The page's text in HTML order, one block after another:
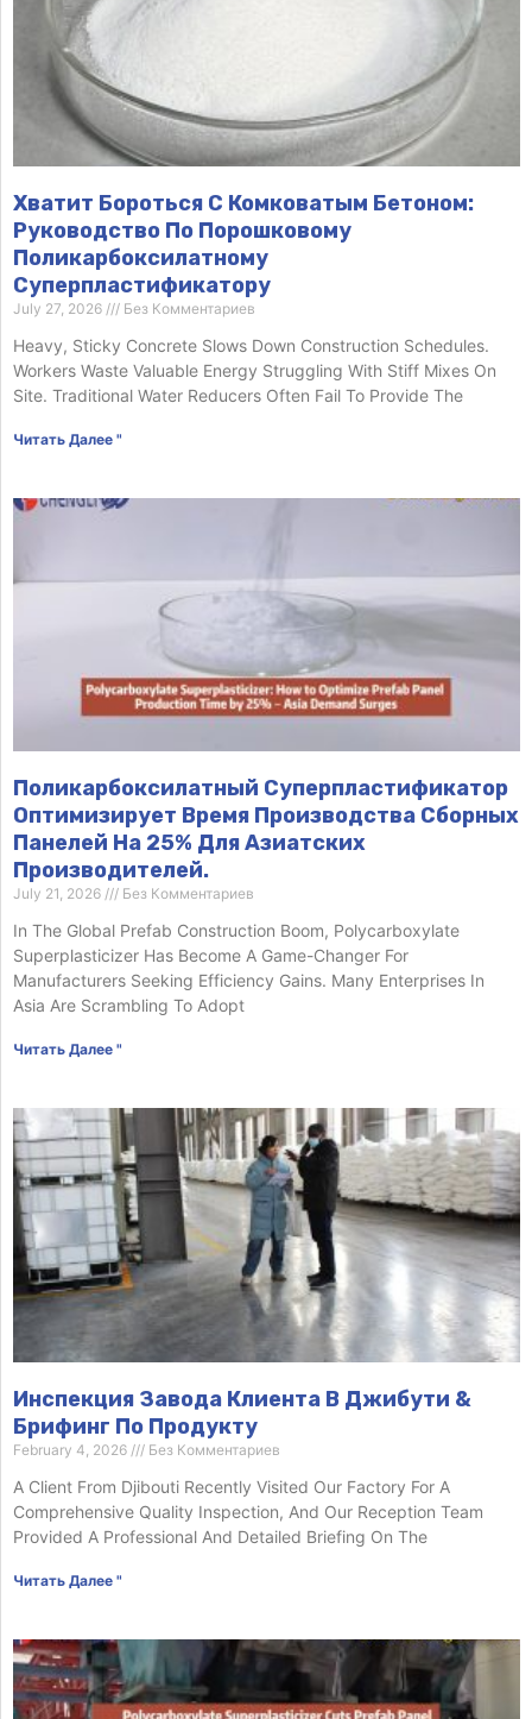
Хватит Бороться С Комковатым Бетоном:
Руководство По Порошковому
Поликарбоксилатному
Суперпластификатору
July 27, 2026 Без Комментариев
Heavy, Sticky Concrete Slows Down Construction Schedules.
Workers Waste Valuable Energy Struggling With Stiff Mixes On
Site. Traditional Water Reducers Often Fail To Provide The
Читать Далее "
Поликарбоксилатный Суперпластификатор
Оптимизирует Время Производства Сборных
Панелей На 25% Для Азиатских
Производителей.
July 21, 2026 Без Комментариев
In The Global Prefab Construction Boom, Polycarboxylate
Superplasticizer Has Become A Game-Changer For
Manufacturers Seeking Efficiency Gains. Many Enterprises In
Asia Are Scrambling To Adopt
Читать Далее "
Инспекция Завода Клиента В Джибути &
Брифинг По Продукту
February 4, 2026 Без Комментариев
A Client From Djibouti Recently Visited Our Factory For A
Comprehensive Quality Inspection, And Our Reception Team
Provided A Professional And Detailed Briefing On The
Читать Далее "